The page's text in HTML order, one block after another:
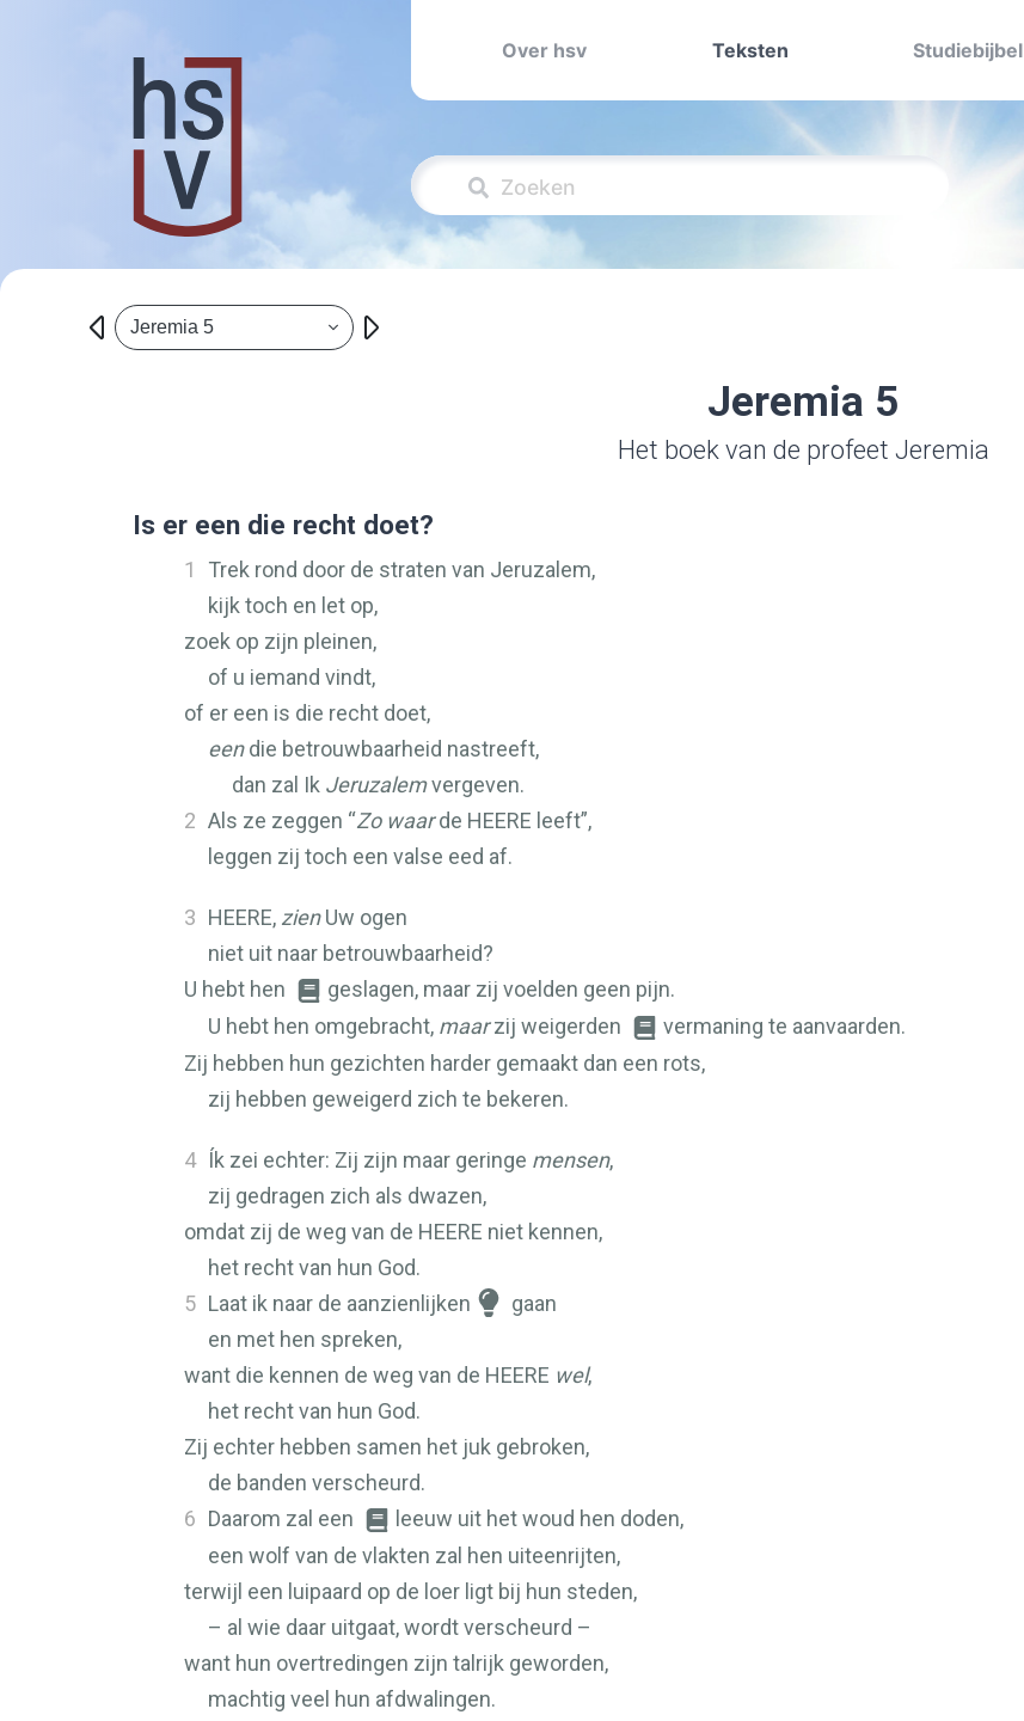
Over hsv Teksten Studiebijbel
Jeremia 5
Jeremia 5
Het boek van de profeet Jeremia
Is er een die recht doet?
1
Trek rond door de straten van Jeruzalem,
kijk toch en let op,
zoek op zijn pleinen,
of u iemand vindt,
of er een is die recht doet,
eendie betrouwbaarheid nastreeft,
dan zal Ik Jeruzalemvergeven.
2 Als ze zeggen “Zo waarde HEERE leeft”,
leggen zij toch een valse eed af.
3 HEERE, zienUw ogen
niet uit naar betrouwbaarheid?
U hebt hen
geslagen, maar zij voelden geen pijn.
U hebt hen omgebracht, maarzij weigerden
vermaning te aanvaarden.
Zij hebben hun gezichten harder gemaakt dan een rots,
zij hebben geweigerd zich te bekeren.
4 Ík zei echter: Zij zijn maar geringe mensen,
zij gedragen zich als dwazen,
omdat zij de weg van de HEERE niet kennen,
het recht van hun God.
5 Laat ik naar de aanzienlijken
gaan
en met hen spreken,
want die kennen de weg van de HEERE wel,
het recht van hun God.
Zij echter hebben samen het juk gebroken,
de banden verscheurd.
6 Daarom zal een
leeuw uit het woud hen doden,
een wolf van de vlakten zal hen uiteenrijten,
terwijl een luipaard op de loer ligt bij hun steden,
– al wie daar uitgaat, wordt verscheurd –
want hun overtredingen zijn talrijk geworden,
machtig veel hun afdwalingen.